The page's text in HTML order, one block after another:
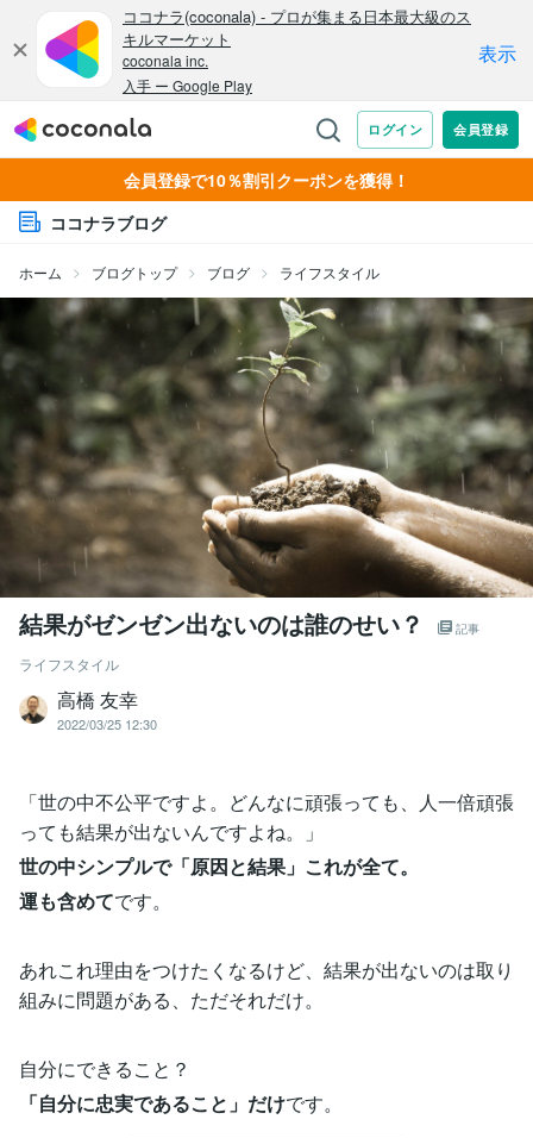
会員登録で10％割引クーポンを獲得！
ココナラブログ
ホーム ブログトップ ブログ ライフスタイル
結果がゼンゼン出ないのは誰のせい？ 記事
ライフスタイル
高橋 友幸
2022/03/25 12:30
「世の中不公平ですよ。どんなに頑張っても、人一倍頑張
っても結果が出ないんですよね。」
世の中シンプルで「原因と結果」これが全て。
運も含めてです。
あれこれ理由をつけたくなるけど、結果が出ないのは取り
組みに問題がある、ただそれだけ。
自分にできること？
「自分に忠実であること」だけです。